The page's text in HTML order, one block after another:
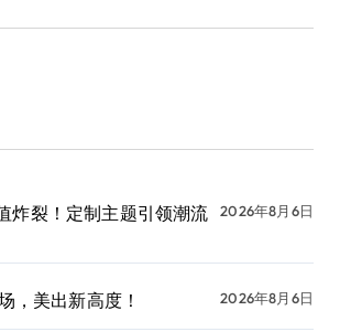
炸裂！定制主题引领潮流
2026年8月6日
，美出新高度！ 2026年8月6日